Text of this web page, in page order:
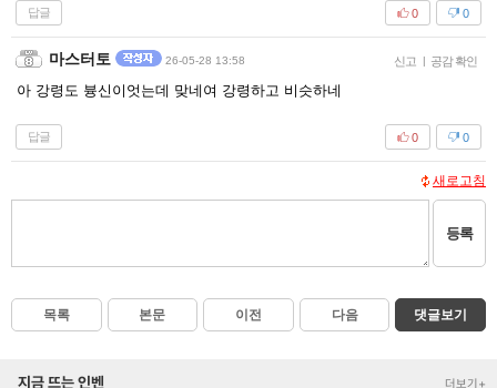
답글 0
0
마스터토 26-05-28 13:58 신고 | 공감 확인
아 강령도 븅신이엇는데 맞네여 강령하고 비슷하네
답글 0
0
새로고침
등록
목록 본문 이전 다음 댓글보기
지금 뜨는 인벤 더보기+